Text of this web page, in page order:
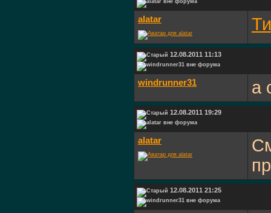
alatar
12.08.2011 11:13
windrunner31 а
12.08.2011 19:29
alatar
12.08.2011 21:25